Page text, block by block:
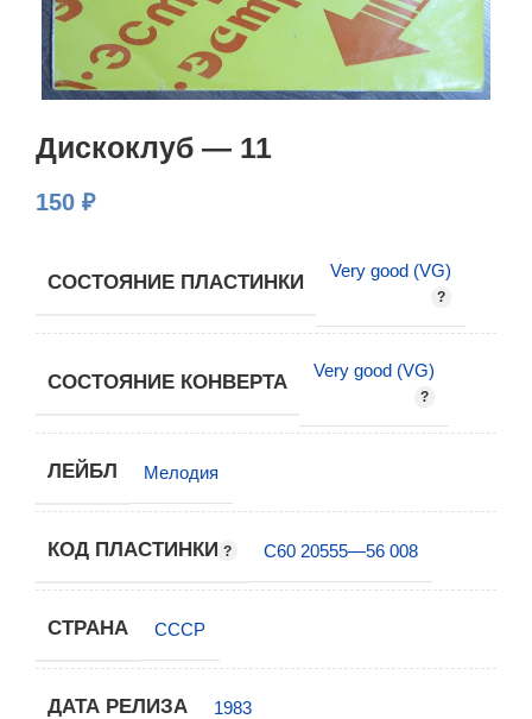
Дискоклуб — 11
150 ₽
СОСТОЯНИЕ ПЛАСТИНКИ
Very good (VG)
СОСТОЯНИЕ КОНВЕРТА
Very good (VG)
ЛЕЙБЛ Мелодия
КОД ПЛАСТИНКИ С60 20555—56 008
СТРАНА СССР
ДАТА РЕЛИЗА 1983